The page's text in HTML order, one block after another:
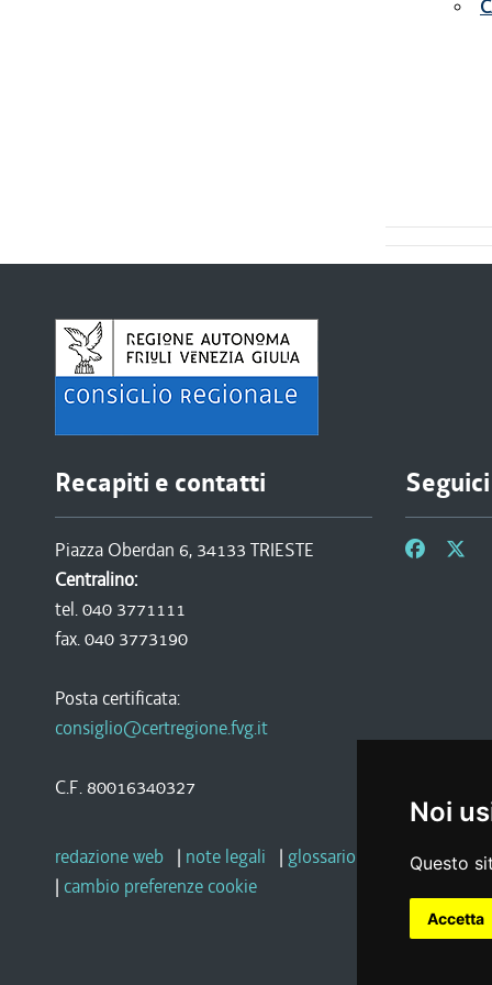
Noi
Questo
Accetta
Recapiti e contatti
Piazza Oberdan 6, 34133 TRIESTE
Centralino:
tel. 040 3771111
fax. 040 3773190
Posta certificata:
consiglio@certregione.fvg.it
C.F. 80016340327
redazione web | note legali | glossario privacy |
| cambio preferenze cookie